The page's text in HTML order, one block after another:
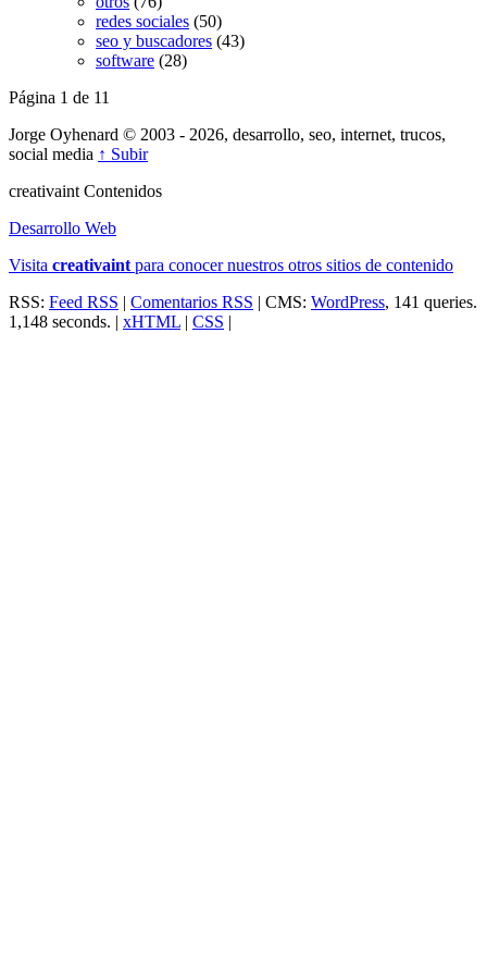
redes sociales (50)
seo y buscadores (43)
software (28)
Página 1 de 11
Jorge Oyhenard © 2003 - 2026, desarrollo, seo, internet, trucos,
social media ↑ Subir
creativaint Contenidos
Desarrollo Web
Visita creativaint para conocer nuestros otros sitios de contenido
RSS: Feed RSS | Comentarios RSS | CMS: WordPress, 141 queries.
1,148 seconds. | xHTML | CSS |